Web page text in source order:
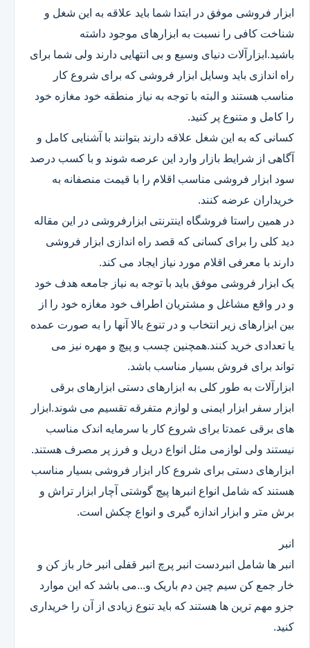
ابزار فروشی موفق در ابتدا شما باید علاقه به این شغل و
شناخت کافی را نسبت به ابزارهای موجود داشته
باشید.ابزارآلات دنیای وسیع و بی انتهایی دارند ولی شما برای
راه اندازی باید وسایل ابزار فروشی که برای شروع کار
مناسب هستند و البته با توجه به نیاز منطقه خود مغازه خود
را کامل و متنوع پر کنید.
کسانی که به این شغل علاقه دارند بتوانند با آشنایی کامل و
آگاهی از شرایط بازار وارد این عرصه شوند و با کسب درصد
سود ابزار فروشی مناسب اقلام را با قیمت منصفانه به
خریداران عرضه کنند.
در همین راستا فروشگاه اینترنتی ابزارفروشی در این مقاله
دید کلی را برای کسانی که قصد راه اندازی ابزار فروشی
دارند با معرفی اقلام مورد نیاز ایجاد می کند.
یک ابزار فروشی موفق باید با توجه به نیاز جامعه هدف خود
و در واقع مشاغل و مشتریان اطراف خود مغازه خود را از
بین ابزارهای زیر انتخاب و در تنوع بالا آنها را به صورت عمده
یا تعدادی خرید کنند.همچنین چسب و پیچ و مهره نیز می
تواند برای فروش بسیار مناسب باشد.
ابزارآلات به طور کلی به ابزارهای دستی ابزارهای برقی
ابزار سفر ابزار ایمنی و لوازم متفرقه تقسیم می شوند.ابزار
های برقی عمدتا برای شروع کار با سرمایه اندک مناسب
نیستند ولی لوازمی مثل انواع دریل و فرز پر مصرف هستند.
ابزارهای دستی برای شروع کار ابزار فروشی بسیار مناسب
هستند که شامل انواع انبرها پیچ گوشتی آچار ابزار تراش و
برش متر و ابزار اندازه گیری و انواع چکش است.
انبر
انبر ها شامل انبردست انبر پرچ انبر قفلی انبر خار باز کن و
خار جمع کن سیم چین دم باریک و...می باشد که این موارد
جزو مهم ترین ها هستند که باید تنوع زیادی از آن را خریداری
کنید.